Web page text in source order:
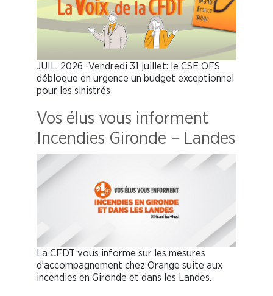
JUIL. 2026 -Vendredi 31 juillet: le CSE OFS
débloque en urgence un budget exceptionnel
pour les sinistrés
Vos élus vous informent
Incendies Gironde – Landes
La CFDT vous informe sur les mesures
d’accompagnement chez Orange suite aux
incendies en Gironde et dans les Landes.